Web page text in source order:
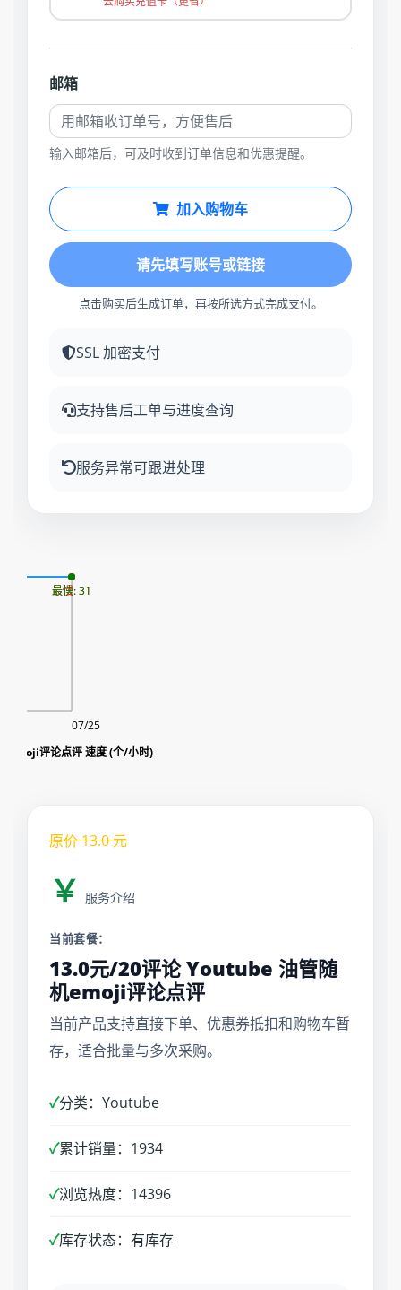
邮箱
输入邮箱后，可及时收到订单信息和优惠提醒。
加入购物车
请先填写账号或链接
点击购买后生成订单，再按所选方式完成支付。
SSL 加密支付
支持售后工单与进度查询
服务异常可跟进处理
emoji评论点评 速度 (个/小时)
07/25
最慢: 31
最快: 31
原价13.0元
￥ 服务介绍
当前套餐：
13.0元/20评论 Youtube 油管随
机emoji评论点评
当前产品支持直接下单、优惠券抵扣和购物车暂
存，适合批量与多次采购。
✓分类：Youtube
✓累计销量：1934
✓浏览热度：14396
✓库存状态：有库存